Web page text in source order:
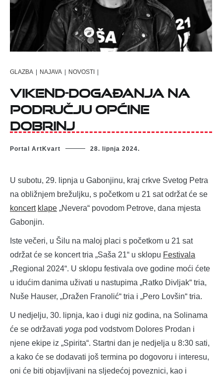
GLAZBA | NAJAVA | NOVOSTI |
Vikend-događanja na
području Općine
Dobrinj
Portal ArtKvart 28. lipnja 2024.
U subotu, 29. lipnja u Gabonjinu, kraj crkve Svetog Petra
na obližnjem brežuljku, s početkom u 21 sat održat će se
koncert klape „Nevera“ povodom Petrove, dana mjesta
Gabonjin.
Iste večeri, u Šilu na maloj placi s početkom u 21 sat
održat će se koncert tria „Saša 21“ u sklopu Festivala
„Regional 2024“. U sklopu festivala ove godine moći ćete
u idućim danima uživati u nastupima „Ratko Divljak“ tria,
Nuše Hauser, „Dražen Franolić“ tria i „Pero Lovšin“ tria.
U nedjelju, 30. lipnja, kao i dugi niz godina, na Solinama
će se održavati yoga pod vodstvom Dolores Prodan i
njene ekipe iz „Spirita“. Startni dan je nedjelja u 8:30 sati,
a kako će se dodavati još termina po dogovoru i interesu,
oni će biti objavljivani na sljedećoj poveznici, kao i